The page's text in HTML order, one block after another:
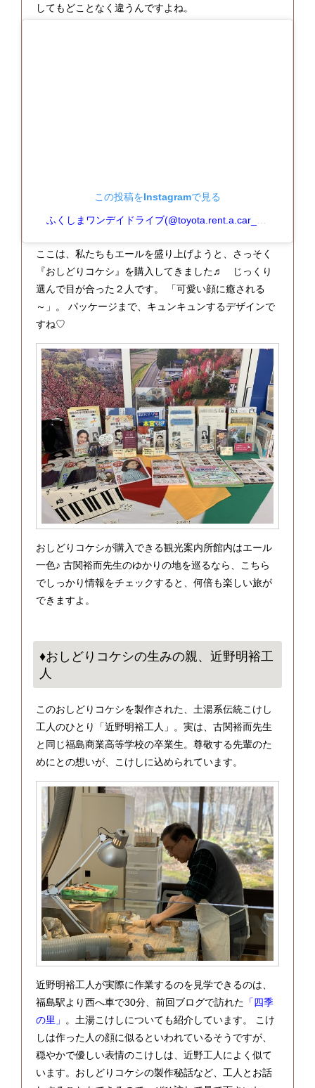
してもどことなく違うんですよね。
この投稿をInstagramで見る
ふくしまワンデイドライブ(@toyota.rent.a.car_fukushima)がシェアした投稿
ここは、私たちもエールを盛り上げようと、さっそく
『おしどりコケシ』を購入してきました♬ じっくり
選んで目が合った２人です。 「可愛い顔に癒される
～」。 パッケージまで、キュンキュンするデザインで
すね♡
おしどりコケシが購入できる観光案内所館内はエール
一色♪ 古関裕而先生のゆかりの地を巡るなら、こちら
でしっかり情報をチェックすると、何倍も楽しい旅が
できますよ。
♦おしどりコケシの生みの親、近野明裕工
人
このおしどりコケシを製作された、土湯系伝統こけし
工人のひとり「近野明裕工人」。実は、古関裕而先生
と同じ福島商業高等学校の卒業生。尊敬する先輩のた
めにとの想いが、こけしに込められています。
近野明裕工人が実際に作業するのを見学できるのは、
福島駅より西へ車で30分、前回ブログで訪れた 「四季
の里」 。土湯こけしについても紹介しています。 こけ
しは作った人の顔に似るといわれているそうですが、
穏やかで優しい表情のこけしは、近野工人によく似て
います。おしどりコケシの製作秘話など、工人とお話